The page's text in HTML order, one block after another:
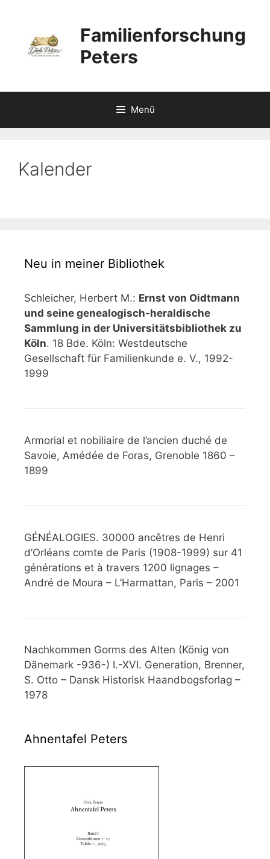
springen
Familienforschung
Peters
Menü
Kalender
Neu in meiner Bibliothek
Schleicher, Herbert M.: Ernst von Oidtmann
und seine genealogisch-heraldische
Sammlung in der Universitätsbibliothek zu
Köln. 18 Bde. Köln: Westdeutsche
Gesellschaft für Familienkunde e. V., 1992-
1999
Armorial et nobiliaire de l’ancien duché de
Savoie, Amédée de Foras, Grenoble 1860 –
1899
GÉNÉALOGIES. 30000 ancêtres de Henri
d’Orléans comte de Paris (1908-1999) sur 41
générations et à travers 1200 lignages –
André de Moura – L’Harmattan, Paris – 2001
Nachkommen Gorms des Alten (König von
Dänemark -936-) I.-XVI. Generation, Brenner,
S. Otto – Dansk Historisk Haandbogsforlag –
1978
Ahnentafel Peters